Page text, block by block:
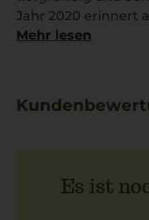
Jahr 2020 erinnert
zu bieten: So
Mehr lesen
Es ist